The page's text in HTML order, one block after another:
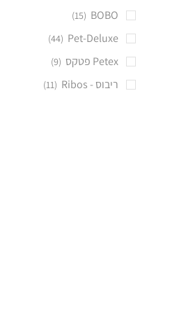
BOBO
(15)
Pet-Deluxe
(44)
Petex פטקס (9)
ריבוס - Ribos (11)